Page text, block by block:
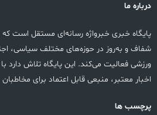
درباره ما
پایگاه خبری خبرواژه رسانه‌ای مستقل است که
شفاف و به‌روز در حوزه‌های مختلف سیاسی،
ورزشی فعالیت می‌کند. این پایگاه تلاش دارد
اخبار معتبر، منبعی قابل اعتماد برای
پرچسب ها